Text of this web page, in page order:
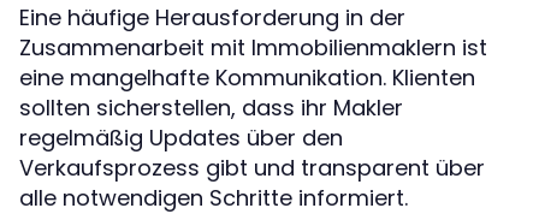
Eine häufige Herausforderung in der
Zusammenarbeit mit Immobilienmaklern ist
eine mangelhafte Kommunikation. Klienten
sollten sicherstellen, dass ihr Makler
regelmäßig Updates über den
Verkaufsprozess gibt und transparent über
alle notwendigen Schritte informiert.